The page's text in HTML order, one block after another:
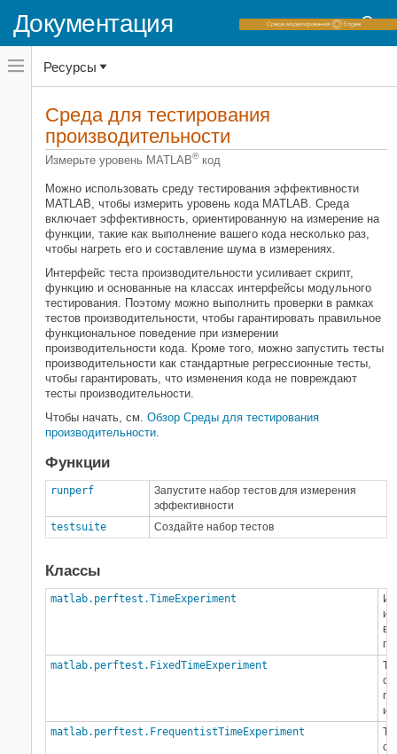
Документация
Переключатель
навигационного
меню
переключатель
навигационного
MATLAB
Инструменты разработки программного
обеспечения
Категория
Модульные тесты на основе
скриптов
Функциональные модульные тесты
Основанные на классах модульные
тесты
Расширение среды модульного
тестирования
Среда тестирования приложения
Среда для тестирования
производительности
Платформа для мокинга
Ресурсы
Среда для тестирования
производительности
Измерьте уровень MATLAB®код
Можно использовать среду тестирования эффективности
MATLAB, чтобы измерить уровень кода MATLAB. Среда
включает эффективность, ориентированную на измерение на
функции, такие как выполнение вашего кода несколько раз,
чтобы нагреть его и составление шума в измерениях.
Интерфейс теста производительности усиливает скрипт,
функцию и основанные на классах интерфейсы модульного
тестирования. Поэтому можно выполнить проверки в рамках
тестов производительности, чтобы гарантировать правильное
функциональное поведение при измерении
производительности кода. Кроме того, можно запустить тесты
производительности как стандартные регрессионные тесты,
чтобы гарантировать, что изменения кода не повреждают
тесты производительности.
Чтобы начать, см. Обзор Среды для тестирования
производительности.
Функции
runperf
Запустите набор тестов для измерения
эффективности
testsuite
Создайте набор тестов
Классы
matlab.perftest.TimeExperiment
matlab.perftest.FixedTimeExperiment
matlab.perftest.FrequentistTimeExperiment